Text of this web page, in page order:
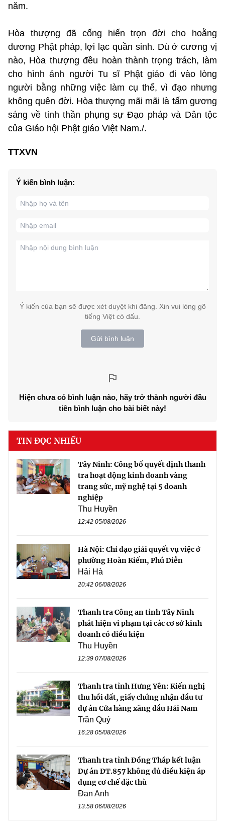
năm.
Hòa thượng đã cống hiến trọn đời cho hoằng
dương Phật pháp, lợi lạc quần sinh. Dù ở cương vị
nào, Hòa thượng đều hoàn thành trọng trách, làm
cho hình ảnh người Tu sĩ Phật giáo đi vào lòng
người bằng những việc làm cụ thể, vì đạo nhưng
không quên đời. Hòa thượng mãi mãi là tấm gương
sáng về tinh thần phụng sự Đạo pháp và Dân tộc
của Giáo hội Phật giáo Việt Nam./.
TTXVN
Ý kiến bình luận:
Ý kiến của bạn sẽ được xét duyệt khi đăng. Xin vui lòng gõ
tiếng Việt có dấu.
Gửi bình luận
Hiện chưa có bình luận nào, hãy trở thành người đầu
tiên bình luận cho bài biết này!
TIN ĐỌC NHIỀU
Tây Ninh: Công bố quyết định thanh
tra hoạt động kinh doanh vàng
trang sức, mỹ nghệ tại 5 doanh
nghiệp
Thu Huyền
12:42 05/08/2026
Hà Nội: Chỉ đạo giải quyết vụ việc ở
phường Hoàn Kiếm, Phú Diễn
Hải Hà
20:42 06/08/2026
Thanh tra Công an tỉnh Tây Ninh
phát hiện vi phạm tại các cơ sở kinh
doanh có điều kiện
Thu Huyền
12:39 07/08/2026
Thanh tra tỉnh Hưng Yên: Kiến nghị
thu hồi đất, giấy chứng nhận đầu tư
dự án Cửa hàng xăng dầu Hải Nam
Trần Quý
16:28 05/08/2026
Thanh tra tỉnh Đồng Tháp kết luận
Dự án ĐT.857 không đủ điều kiện áp
dụng cơ chế đặc thù
Đan Anh
13:58 06/08/2026